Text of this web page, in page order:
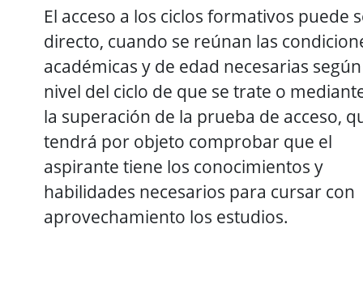
El acceso a los ciclos formativos puede
directo, cuando se reúnan las
académicas y de edad necesarias
nivel del ciclo de que se trate o
la superación de la prueba de acceso,
tendrá por objeto comprobar que el
aspirante tiene los conocimientos y
habilidades necesarios para cursar con
aprovechamiento los estudios.